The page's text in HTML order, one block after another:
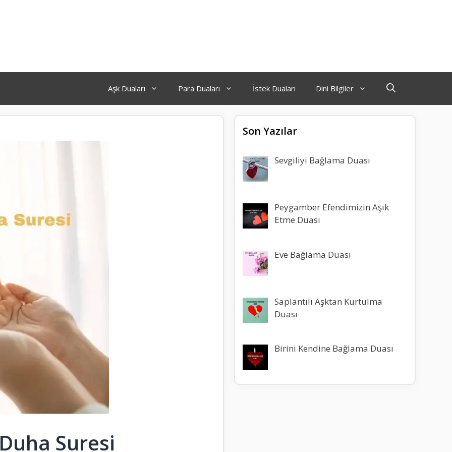
Aşk Duaları Para Duaları İstek Duaları Dini Bilgiler
Suresi
Son Yazılar
Sevgiliyi Bağlama Duası
Peygamber Efendimizin Aşık
Etme Duası
Eve Bağlama Duası
Saplantılı Aşktan Kurtulma
Duası
Birini Kendine Bağlama Duası